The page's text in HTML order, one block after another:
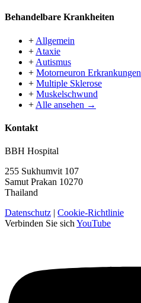
Behandelbare Krankheiten
+ Allgemein
+ Ataxie
+ Autismus
+ Motorneuron Erkrankungen
+ Multiple Sklerose
+ Muskelschwund
+ Alle ansehen →
Kontakt
BBH Hospital
255 Sukhumvit 107
Samut Prakan 10270
Thailand
Datenschutz | Cookie-Richtlinie
Verbinden Sie sich YouTube